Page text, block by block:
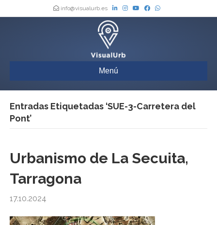
info@visualurb.es
Menú
Entradas Etiquetadas ‘SUE-3-Carretera del
Pont’
Urbanismo de La Secuita,
Tarragona
17.10.2024